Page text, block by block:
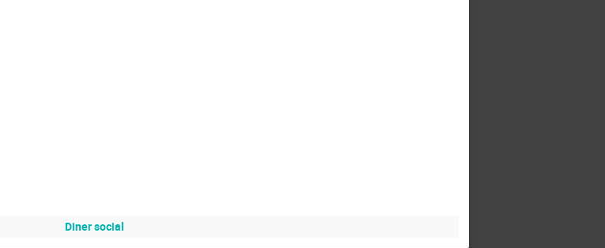
Diner social